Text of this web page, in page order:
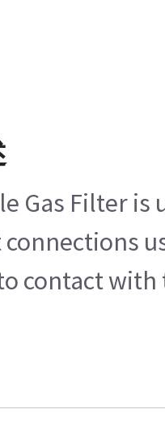
Gas Filter
contact with